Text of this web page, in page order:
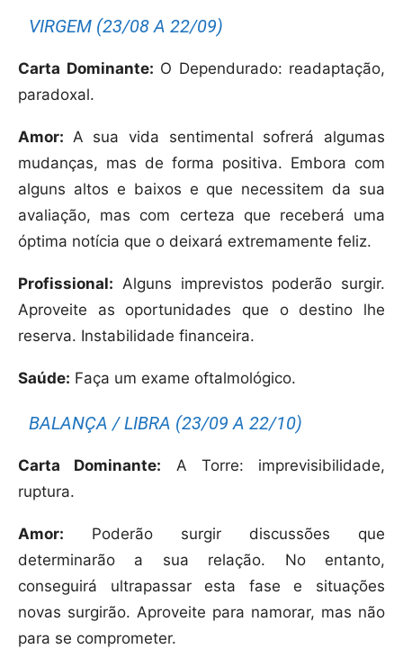
VIRGEM (23/08 A 22/09)
Carta Dominante: O Dependurado: readaptação,
paradoxal.
Amor: A sua vida sentimental sofrerá algumas
mudanças, mas de forma positiva. Embora com
alguns altos e baixos e que necessitem da sua
avaliação, mas com certeza que receberá uma
óptima notícia que o deixará extremamente feliz.
Profissional: Alguns imprevistos poderão surgir.
Aproveite as oportunidades que o destino lhe
reserva. Instabilidade financeira.
Saúde: Faça um exame oftalmológico.
BALANÇA / LIBRA (23/09 A 22/10)
Carta Dominante: A Torre: imprevisibilidade,
ruptura.
Amor: Poderão surgir discussões que
determinarão a sua relação. No entanto,
conseguirá ultrapassar esta fase e situações
novas surgirão. Aproveite para namorar, mas não
para se comprometer.